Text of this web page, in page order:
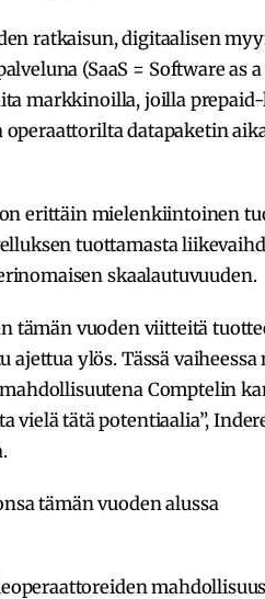
ratkaisun, digitaalisen
(SaaS = Software as a
markkinoilla, joilla
operaattorilta datapaketin
erittäin mielenkiintoinen
tuottamasta
skaalautuvuuden.
tämän vuoden viitteitä
ajettua ylös. Tässä
Comptelin
vielä tätä potentiaalia”,
tämän vuoden alussa